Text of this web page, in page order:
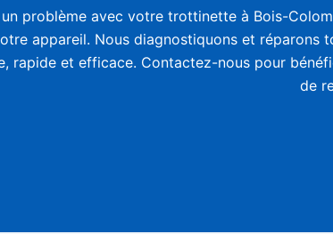
problème avec votre trottinette à Bois-
appareil. Nous diagnostiquons et réparons
rapide et efficace. Contactez-nous pour
de